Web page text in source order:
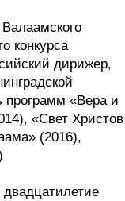
конкурса
дирижер,
программ «Вера и
«Свет Христов
(2016),